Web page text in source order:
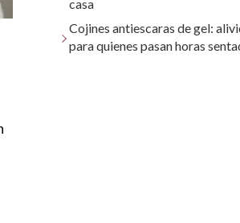
casa
Cojines antiescaras de gel:
para quienes pasan horas